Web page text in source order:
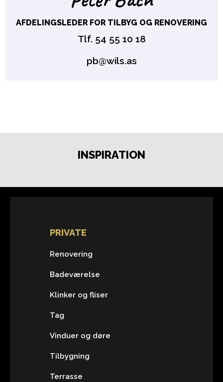
AFDELINGSLEDER FOR TILBYG OG RENOVERING
Tlf. 54 55 10 18
pb@wils.as
INSPIRATION
PRIVATE
Renovering
Badeværelse
Klinker og fliser
Tag
Vinduer og døre
Tilbygning
Terrasse